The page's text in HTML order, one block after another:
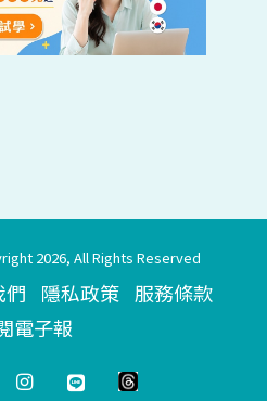
2026, All Rights Reserved
們 隱私政策 服務條款
電子報